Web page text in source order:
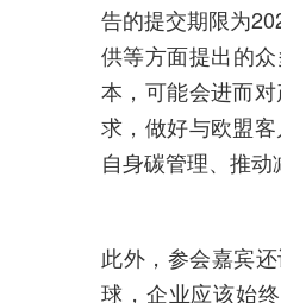
告的提交期限为
供等方面提出的
本，可能会进而
求，做好与欧盟
自身碳管理、推动
此外，参会嘉宾
球，企业应该始